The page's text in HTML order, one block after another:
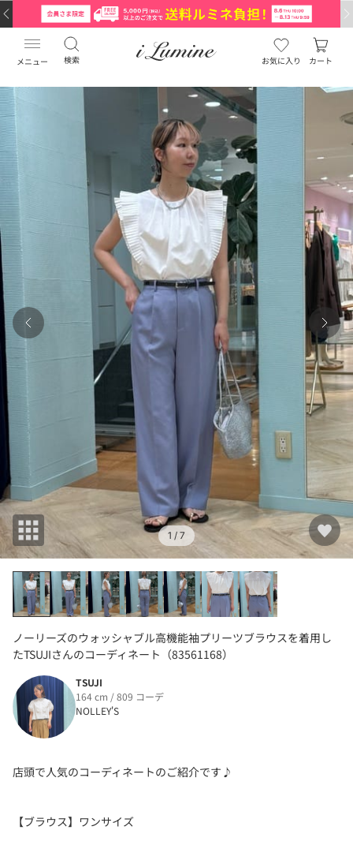
メニュー 検索 お気に入り カート
1 / 7
ノーリーズのウォッシャブル高機能袖プリーツブラウスを着用し
たTSUJIさんのコーディネート（83561168）
TSUJI
164 cm / 809 コーデ
NOLLEY'S
店頭で人気のコーディネートのご紹介です♪
【ブラウス】ワンサイズ